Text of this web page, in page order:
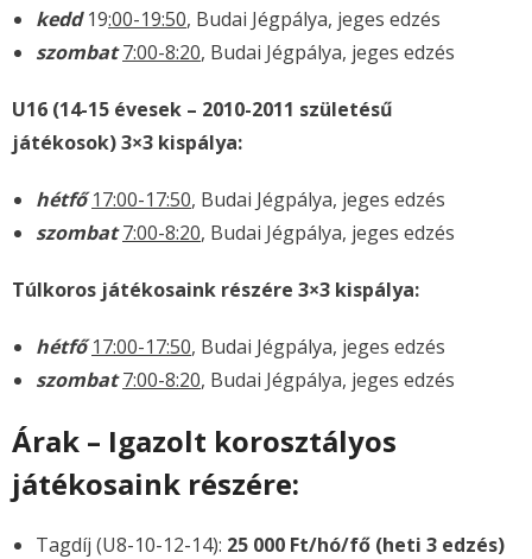
kedd19:00-19:50, Budai Jégpálya, jeges edzés
szombat7:00-8:20, Budai Jégpálya, jeges edzés
U16 (14-15 évesek – 2010-2011 születésű
játékosok) 3×3 kispálya:
hétfő17:00-17:50, Budai Jégpálya, jeges edzés
szombat7:00-8:20, Budai Jégpálya, jeges edzés
Túlkoros játékosaink részére 3×3 kispálya:
hétfő17:00-17:50, Budai Jégpálya, jeges edzés
szombat7:00-8:20, Budai Jégpálya, jeges edzés
Árak – Igazolt korosztályos
játékosaink részére:
Tagdíj (U8-10-12-14): 25 000 Ft/hó/fő (heti 3 edzés)